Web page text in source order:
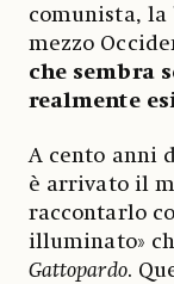
comunista, la
mezzo
che sembra
realmente
A cento anni
è arrivato il
raccontarlo
illuminato»
Gattopardo.